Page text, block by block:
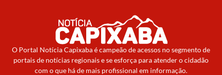
O Portal Notícia Capixaba é campeão de acessos no segmento de
portais de notícias regionais e se esforça para atender o cidadão
com o que há de mais profissional em informação.